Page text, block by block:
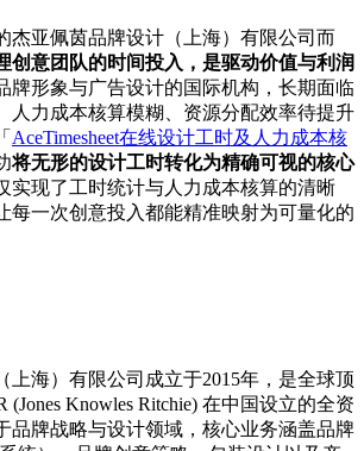
杰亚佩茵品牌设计（上海）有限公司而
创意团队的时间投入，是驱动价值与利润
牌形象与广告设计的国际机构，长期面临
人力成本核算模糊、资源分配效率待提升
AceTimesheet在线设计工时及人力成本核
将无形的设计工时转化为精确可视的核心
实现了工时统计与人力成本核算的清晰
每一次创意投入都能精准映射为可量化的
上海）有限公司成立于2015年，是全球顶
(Jones Knowles Ritchie) 在中国设立的全资
品牌战略与设计领域，核心业务涵盖品牌